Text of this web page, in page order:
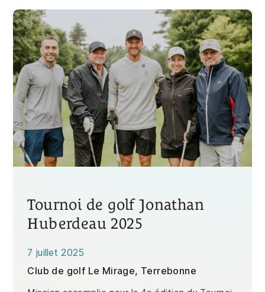
Tournoi de golf Jonathan
Huberdeau 2025
7 juillet 2025
Club de golf Le Mirage, Terrebonne